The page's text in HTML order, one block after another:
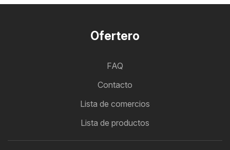
Ofertero
FAQ
Contacto
Lista de comercios
Lista de productos